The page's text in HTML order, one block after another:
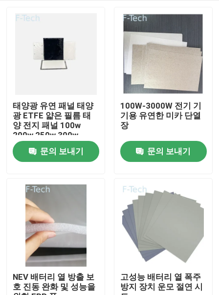
제품
비디오
VR 쇼
태양광 유연 패널 태양
광 ETFE 얇은 필름 태
양 전지 패널 100w
200w 250w 300w
400w
문의 보내기
100W-3000W 전기 기
기용 유연한 미카 단열
장
문의 보내기
NEV 배터리 열 방출 보
호 진동 완화 및 성능을
고성능 배터리 열 폭주
방지 장치 운모 절연 시